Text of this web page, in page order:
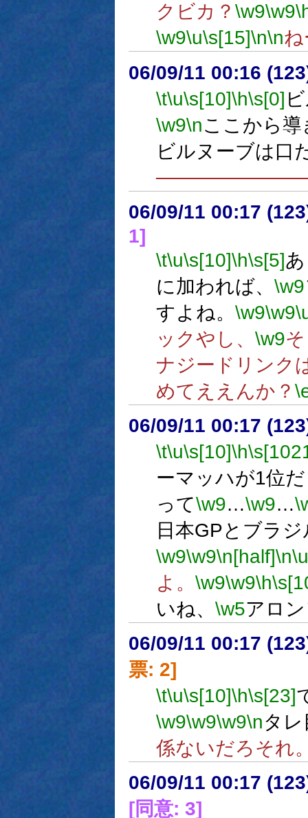
クビカ？ \w9\w9
\w9\u\s[15]\n\n
06/09/11 00:16
\t\u\s[10]\h\s[0]
\w9\nここから
ビルヌーブは口
06/09/11 00:17
1]
\t\u\s[10]\h\s[5]
に加われば、 \w9
すよね。 \w9\w9
ックやし、 \w9
ナジードリンク
めてええんか？
06/09/11 00:17
\t\u\s[10]\h
ーマッハが1位
って\w9…\w9…
日本GPとブラ
\w9\w9\n[half]\n\u
よ。 \w9\w9\h
いね、 \w5アロ
06/09/11 00:17
票: 2]
\t\u\s[10]\h\s[23]
\w9\w9\w9\nタ
係ないだろそれ
06/09/11 00:17
[同意: 3]